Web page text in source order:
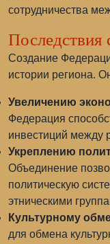
сотрудничества
Последствия
Создание
истории региона.
Увеличению
Федерация
инвестиций между
Укреплению
Объединение
политическую
этническими
Культурному
для обмена